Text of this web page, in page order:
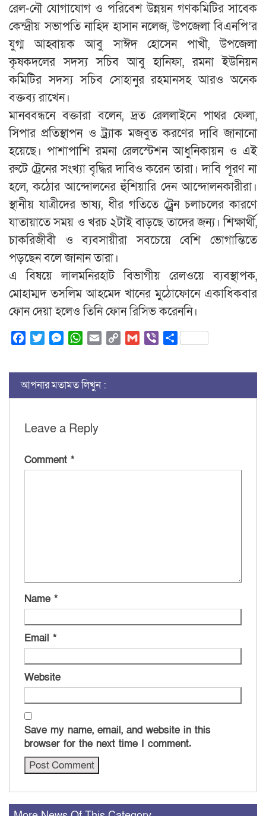
রেল-নৌ যোগাযোগ ও পরিবেশ উন্নয়ন গণকমিটির সাবেক
কেন্দ্রীয় সভাপতি নাহিদ হাসান নলেজ, উপজেলা বিএনপি’র
যুগ্ম আহ্বায়ক আবু সাঈদ হোসেন পাখী, উপজেলা
কৃষকদলের সদস্য সচিব আবু হানিফা, রমনা ইউনিয়ন
কমিটির সদস্য সচিব সোহানুর রহমানসহ আরও অনেক
বক্তব্য রাখেন।
মানববন্ধনে বক্তারা বলেন, দ্রত রেললাইনে পাথর ফেলা,
সিপার প্রতিস্থাপন ও ট্র্যাক মজবুত করণের দাবি জানানো
হয়েছে। পাশাপাশি রমনা রেলস্টেশন আধুনিকায়ন ও এই
রুটে ট্রেনের সংখ্যা বৃদ্ধির দাবিও করেন তারা। দাবি পূরণ না
হলে, কঠোর আন্দোলনের হুঁশিয়ারি দেন আন্দোলনকারীরা।
স্থানীয় যাত্রীদের ভাষ্য, ধীর গতিতে ট্র্রেন চলাচলের কারণে
যাতায়াতে সময় ও খরচ ২টাই বাড়ছে তাদের জন্য। শিক্ষার্থী,
চাকরিজীবী ও ব্যবসায়ীরা সবচেয়ে বেশি ভোগান্তিতে
পড়ছেন বলে জানান তারা।
এ বিষয়ে লালমনিরহাট বিভাগীয় রেলওয়ে ব্যবস্থাপক,
মোহাম্মদ তসলিম আহমেদ খানের মুঠোফোনে একাধিকবার
ফোন দেয়া হলেও তিনি ফোন রিসিভ করেননি।
FacebookTwitterMessenger
WhatsApp
Email Copy
Gmail ViberShare
আপনার মতামত লিখুন :
Leave a Reply
Comment *
Name *
Email *
Website
Save my name, email, and website in this
browser for the next time I comment.